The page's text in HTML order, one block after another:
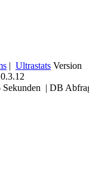
| Ultrastats Version
0.3.12
Sekunden | DB